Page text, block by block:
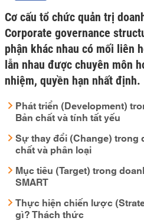
Cơ cấu tổ chức quản trị
Corporate governance
phận khác nhau có mối liên
lẫn nhau được chuyên môn
nhiệm, quyền hạn nhất định.
Phát triển (Development)
Bản chất và tính tất yếu
Sự thay đổi (Change) trong
chất và phân loại
Mục tiêu (Target) trong
SMART
Thực hiện chiến lược
gì? Thách thức